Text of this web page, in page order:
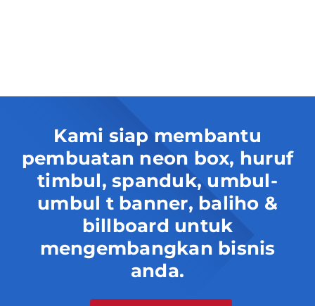
Kami siap membantu
pembuatan neon box, huruf
timbul, spanduk, umbul-
umbul t banner, baliho &
billboard untuk
mengembangkan bisnis
anda.